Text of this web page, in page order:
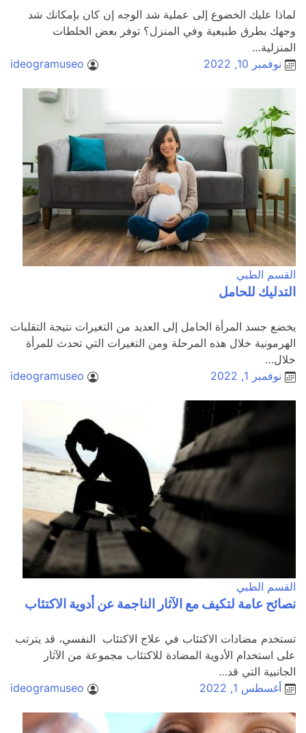
لماذا عليك الخضوع إلى عملية شد الوجه إن كان بإمكانك شد
وجهك بطرق طبيعية وفي المنزل؟ توفر بعض الخلطات
المنزلية…
نوفمبر 10, 2022
ideogramuseo
القسم الطبي
التدليك للحامل
يخضع جسد المرأة الحامل إلى العديد من التغيرات نتيجة التقلبات
الهرمونية خلال هذه المرحلة ومن التغيرات التي تحدث للمرأة
خلال…
نوفمبر 1, 2022
ideogramuseo
القسم الطبي
نصائح عامة لتكيف مع الآثار الناجمة عن أدوية الاكتئاب
تستخدم مضادات الاكتئاب في علاج الاكتئاب النفسي، قد يترتب
على استخدام الأدوية المضادة للاكتئاب مجموعة من الآثار
الجانبية التي قد…
أغسطس 1, 2022
ideogramuseo